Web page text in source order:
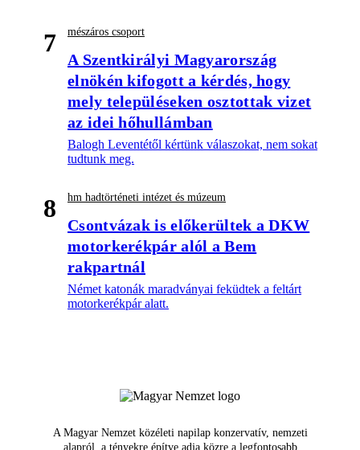
7 mészáros csoport
A Szentkirályi Magyarország
elnökén kifogott a kérdés, hogy
mely településeken osztottak vizet
az idei hőhullámban
Balogh Leventétől kértünk válaszokat, nem sokat
tudtunk meg.
8 hm hadtörténeti intézet és múzeum
Csontvázak is előkerültek a DKW
motorkerékpár alól a Bem
rakpartnál
Német katonák maradványai feküdtek a feltárt
motorkerékpár alatt.
A Magyar Nemzet közéleti napilap konzervatív, nemzeti
alapról, a tényekre építve adja közre a legfontosabb